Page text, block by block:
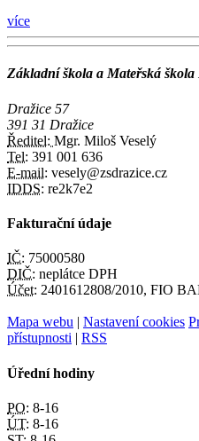
více
Základní škola a Mateřská
Dražice 57
391 31 Dražice
Ředitel: Mgr. Miloš Veselý
Tel: 391 001 636
E-mail: vesely@zsdrazice.cz
IDDS: re2k7e2
Fakturační údaje
IČ: 75000580
DIČ: neplátce DPH
Účet: 2401612808/2010, FIO
Mapa webu | Nastavení cookies
přístupnosti | RSS
Úřední hodiny
PO: 8-16
ÚT: 8-16